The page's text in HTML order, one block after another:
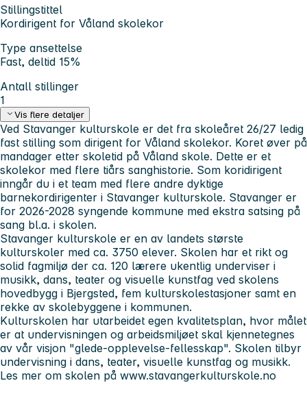
Stillingstittel
Kordirigent for Våland skolekor
Type ansettelse
Fast, deltid 15%
Antall stillinger
1
Vis flere detaljer
Ved Stavanger kulturskole er det fra skoleåret 26/27 ledig
fast stilling som dirigent for Våland skolekor. Koret øver på
mandager etter skoletid på Våland skole. Dette er et
skolekor med flere tiårs sanghistorie. Som koridirigent
inngår du i et team med flere andre dyktige
barnekordirigenter i Stavanger kulturskole. Stavanger er
for 2026-2028 syngende kommune med ekstra satsing på
sang bl.a. i skolen.
Stavanger kulturskole er en av landets største
kulturskoler med ca. 3750 elever. Skolen har et rikt og
solid fagmiljø der ca. 120 lærere ukentlig underviser i
musikk, dans, teater og visuelle kunstfag ved skolens
hovedbygg i Bjergsted, fem kulturskolestasjoner samt en
rekke av skolebyggene i kommunen.
Kulturskolen har utarbeidet egen kvalitetsplan, hvor målet
er at undervisningen og arbeidsmiljøet skal kjennetegnes
av vår visjon "glede-opplevelse-fellesskap". Skolen tilbyr
undervisning i dans, teater, visuelle kunstfag og musikk.
Les mer om skolen på www.stavangerkulturskole.no